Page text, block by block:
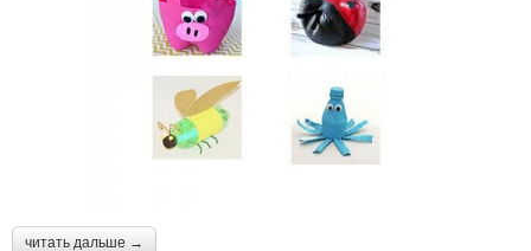
читать дальше →